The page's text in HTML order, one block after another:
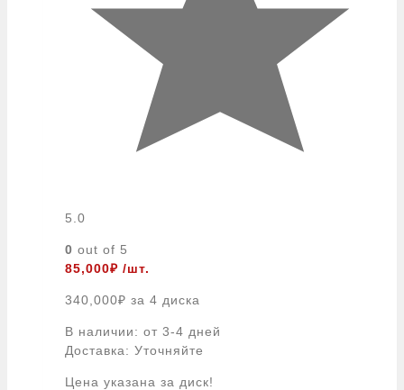
5.0
0 out of 5
85,000₽ /шт.
340,000₽ за 4 диска
В наличии: от 3-4 дней
Доставка: Уточняйте
Цена указана за диск!